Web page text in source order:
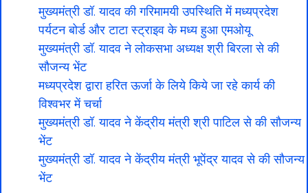
मुख्यमंत्री डॉ. यादव की गरिमामयी उपस्थिति में मध्यप्रदेश
पर्यटन बोर्ड और टाटा स्ट्राइव के मध्य हुआ एमओयू
मुख्यमंत्री डॉ. यादव ने लोकसभा अध्यक्ष श्री बिरला से की
सौजन्य भेंट
मध्यप्रदेश द्वारा हरित ऊर्जा के लिये किये जा रहे कार्य की
विश्वभर में चर्चा
मुख्यमंत्री डॉ. यादव ने केंद्रीय मंत्री श्री पाटिल से की सौजन्य
भेंट
मुख्यमंत्री डॉ. यादव ने केंद्रीय मंत्री भूपेंद्र यादव से की सौजन्य
भेंट